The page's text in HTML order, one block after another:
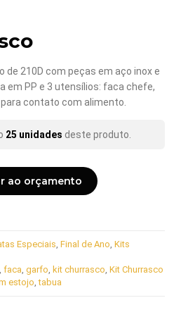
de 210D com peças em aço inox e
em PP e 3 utensílios: faca chefe,
contato com alimento.
25 unidades deste produto.
ao orçamento
Especiais, Final de Ano, Kits
, faca, garfo, kit churrasco, Kit Churrasco
estojo,tabua